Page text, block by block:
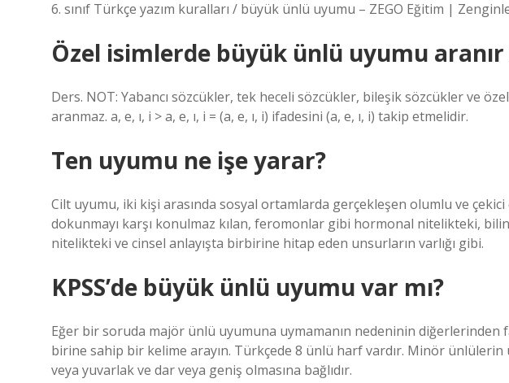
6. sınıf Türkçe yazım kuralları / büyük ünlü uyumu – ZEGO Eğitim |
Özel isimlerde büyük ünlü uyumu aranır
Ders. NOT: Yabancı sözcükler, tek heceli sözcükler, bileşik sözcükler ve
aranmaz. a, e, ı, i > a, e, ı, i = (a, e, ı, i) ifadesini (a, e, ı, i) takip etmelidir.
Ten uyumu ne işe yarar?
Cilt uyumu, iki kişi arasında sosyal ortamlarda gerçekleşen olumlu ve
dokunmayı karşı konulmaz kılan, feromonlar gibi hormonal nitelikteki,
nitelikteki ve cinsel anlayışta birbirine hitap eden unsurların varlığı gibi.
KPSS’de büyük ünlü uyumu var mı?
Eğer bir soruda majör ünlü uyumuna uymamanın nedeninin diğerlerinden
birine sahip bir kelime arayın. Türkçede 8 ünlü harf vardır. Minör
veya yuvarlak ve dar veya geniş olmasına bağlıdır.